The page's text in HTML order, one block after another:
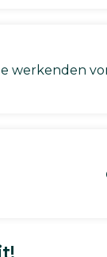
werkenden